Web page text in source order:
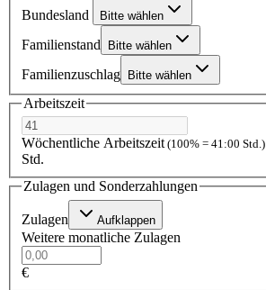
Bundesland Bitte wählen
Familienstand Bitte wählen
Familienzuschlag Bitte wählen
Arbeitszeit
Wöchentliche Arbeitszeit(100% = 41:00 Std.)
Std.
Zulagen und Sonderzahlungen
Zulagen Aufklappen
Weitere monatliche Zulagen
€